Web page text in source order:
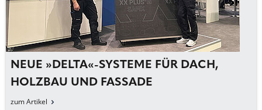
NEUE »DELTA«-SYSTEME FÜR DACH,
HOLZBAU UND FASSADE
zum Artikel